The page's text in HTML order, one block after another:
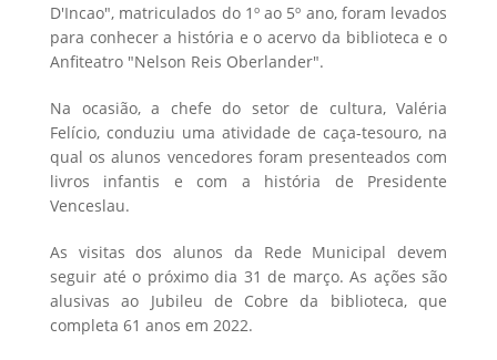
D'Incao", matriculados do 1º ao 5º ano, foram levados
para conhecer a história e o acervo da biblioteca e o
Anfiteatro "Nelson Reis Oberlander".
Na ocasião, a chefe do setor de cultura, Valéria
Felício, conduziu uma atividade de caça-tesouro, na
qual os alunos vencedores foram presenteados com
livros infantis e com a história de Presidente
Venceslau.
As visitas dos alunos da Rede Municipal devem
seguir até o próximo dia 31 de março. As ações são
alusivas ao Jubileu de Cobre da biblioteca, que
completa 61 anos em 2022.